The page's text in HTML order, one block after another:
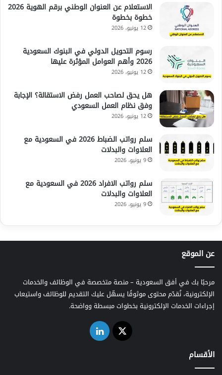
الاستعلام عن العنوان الوطني برقم الهوية 2026
خطوة بخطوة
12 يونيو، 2026
رسوم التحويل الدولي في البنوك السعودية
2026 وأهم العوامل المؤثرة عليها
12 يونيو، 2026
هل يحق لصاحب العمل رفض الاستقالة؟ الإجابة
وفق نظام العمل السعودي
12 يونيو، 2026
سلم رواتب الضباط 2026 في السعودية مع
العلاوات والبدلات
9 يونيو، 2026
سلم رواتب الافراد 2026 في السعودية مع
العلاوات والبدلات
9 يونيو، 2026
عن الموقع
مرحبًا بك في أفق السعودية – منصة متخصصة في الوظائف والخدمات
الإلكترونية، نُقدّم محتوى موثوقًا يسهّل عليك التقديم للوظائف واستيعاب
إجراءات الخدمات الإلكترونية بخطوات مبسطة وواضحة.
‫X لينكدإن
الأقسام